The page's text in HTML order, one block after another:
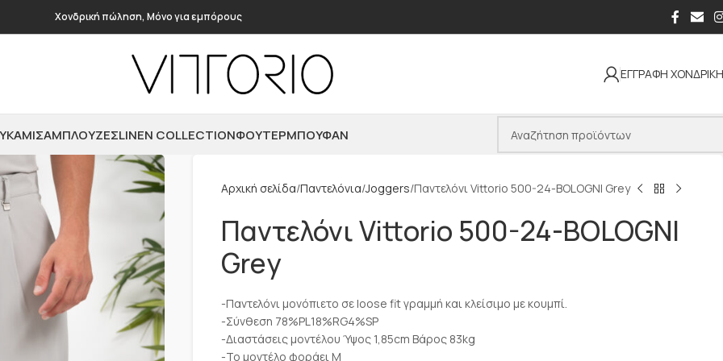
Χονδρική πώληση, Μόνο για εμπόρους
ΕΓΓΡΑΦΗ
ΜΠΛΟΎΖΕΣLINEN COLLECTIONΦΟΎΤΕΡΜΠΟΥΦΆΝ
Αρχική σελίδα Παντελόνια Joggers Παντελόνι Vittorio 500-24-BOLOGNI Grey
Παντελόνι Vittorio 500-24-BOLOGNI
Grey
-Παντελόνι μονόπιετο σε loose fit γραμμή και κλείσιμο με κουμπί.
-Σύνθεση 78%PL18%RG4%SP
-Διαστάσεις μοντέλου Ύψος 1,85cm Βάρος 83kg
-Το μοντέλο φοράει Μ